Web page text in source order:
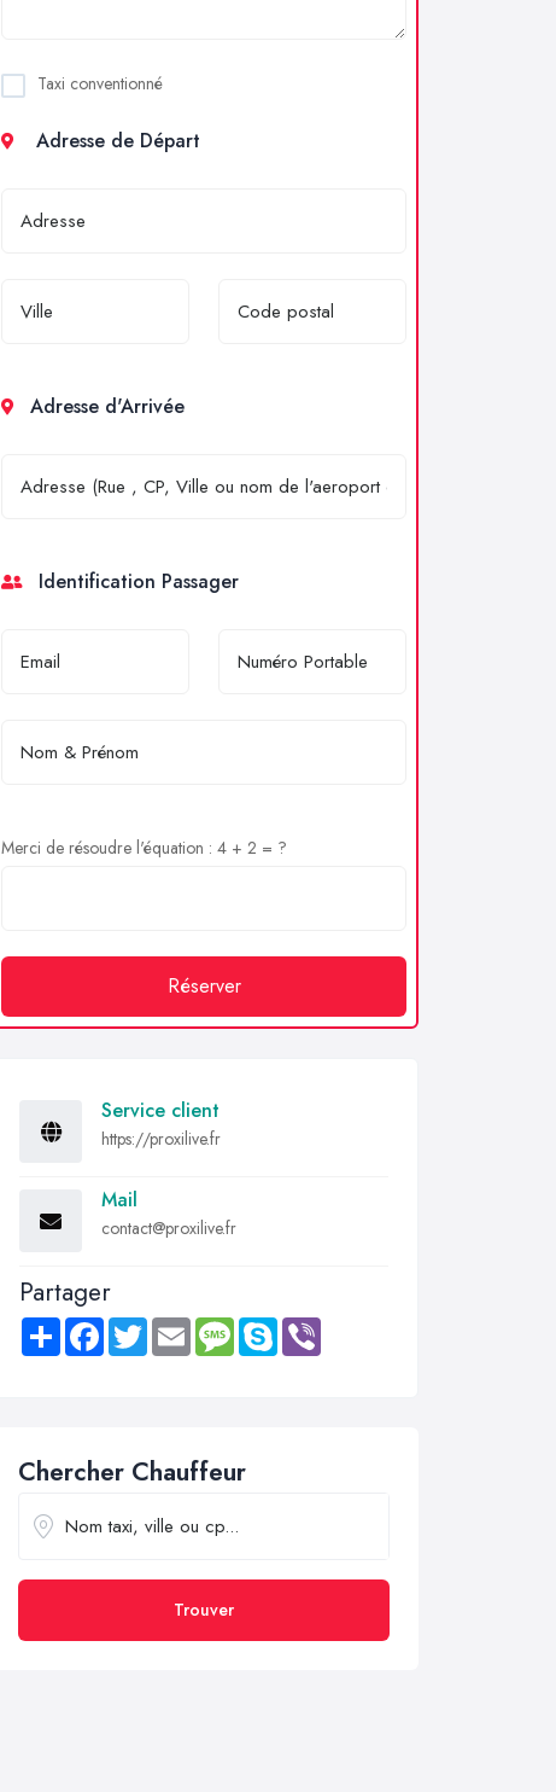
Taxi conventionné
Adresse de Départ
Adresse d'Arrivée
Identification Passager
Merci de résoudre l'équation : 4 + 2 = ?
Réserver
Service client
https://proxilive.fr
Mail
contact@proxilive.fr
Partager
Share FacebookTwitter Email MessageSkype
Chercher Chauffeur
Trouver